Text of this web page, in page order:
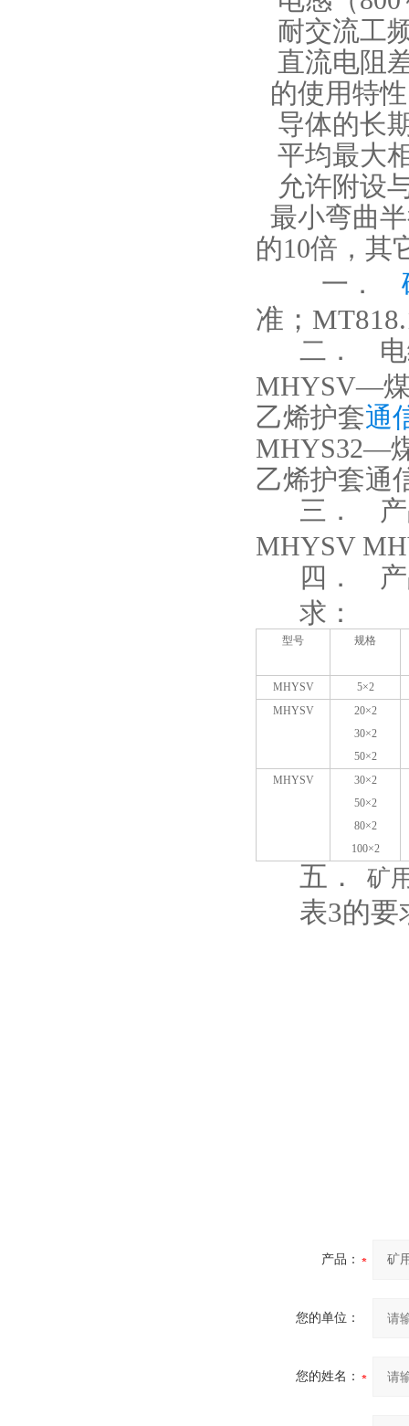
耐交流工
直流电阻
的使用特性
导体的长
平均最大
允许附设
最小弯曲
的10倍，其
一．
准；
二．
MHYSV—煤
乙烯护套通
MHYS32—
乙烯护套通
三．
MHYSV
四．
求：
型号 规格
MHYSV
5×2
MHYSV
20×2
30×2
50×2
MHYSV
30×2
50×2
80×2
100×2
五． 矿
表3的要
产品：
您的单位：
您的姓名：